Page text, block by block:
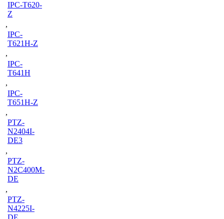
IPC-T620-
Z
,
IPC-
T621H-Z
,
IPC-
T641H
,
IPC-
T651H-Z
,
PTZ-
N2404I-
DE3
,
PTZ-
N2C400M-
DE
,
PTZ-
N4225I-
DE